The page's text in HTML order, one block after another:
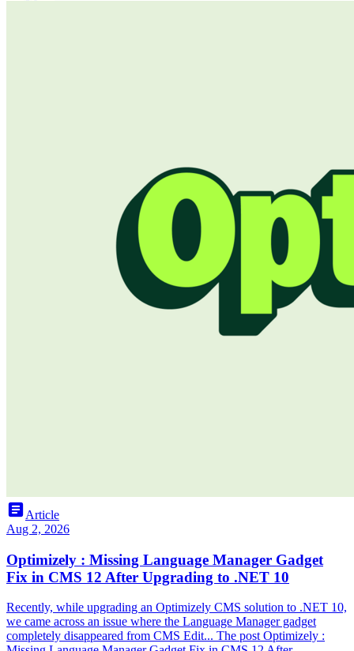
articleArticle
Aug 2, 2026
Optimizely : Missing Language Manager Gadget
Fix in CMS 12 After Upgrading to .NET 10
Recently, while upgrading an Optimizely CMS solution to .NET 10,
we came across an issue where the Language Manager gadget
completely disappeared from CMS Edit... The post Optimizely :